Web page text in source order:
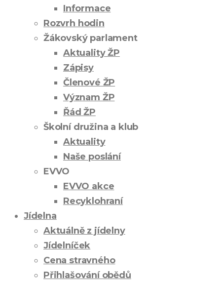
Informace
Rozvrh hodin
Žákovský parlament
Aktuality ŽP
Zápisy
Členové ŽP
Význam ŽP
Řád ŽP
Školní družina a klub
Aktuality
Naše poslání
EVVO
EVVO akce
Recyklohraní
Jídelna
Aktuálně z jídelny
Jídelníček
Cena stravného
Přihlašování obědů